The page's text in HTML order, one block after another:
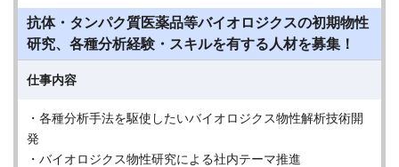
抗体・タンパク質医薬品等バイオロジクスの初期物性
研究、各種分析経験・スキルを有する人材を募集！
仕事内容
・各種分析手法を駆使したいバイオロジクス物性解析技術開
発
・バイオロジクス物性研究による社内テーマ推進